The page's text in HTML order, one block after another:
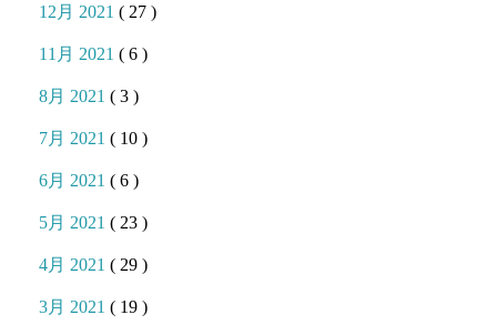
12月 2021( 27 )
11月 2021( 6 )
8月 2021( 3 )
7月 2021( 10 )
6月 2021( 6 )
5月 2021( 23 )
4月 2021( 29 )
3月 2021( 19 )